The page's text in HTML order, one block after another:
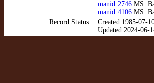
manid 2746 MS:
manid 4106 MS:
Record Status
Created 1985-07-
Updated 2024-06-